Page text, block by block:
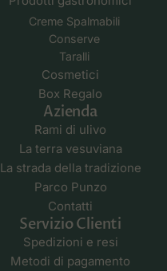
Creme Spalmabili
Conserve
Taralli
Cosmetici
Box Regalo
Azienda
Rami di ulivo
La terra vesuviana
La strada della tradizione
Parco Punzo
Contatti
Servizio Clienti
Spedizioni e resi
Metodi di pagamento